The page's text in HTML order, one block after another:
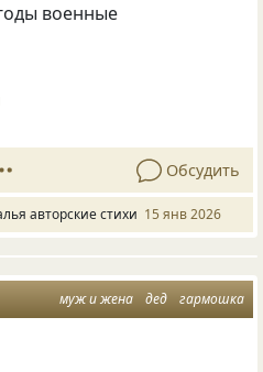
военные
Обсудить
авторские стихи 15 янв 2026
муж и жена дед гармошка